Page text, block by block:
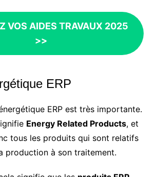
VOS AIDES TRAVAUX 2025
>>
ERP
ERP est très importante.
Energy Related Products, et
tous les produits qui sont relatifs
production à son traitement.